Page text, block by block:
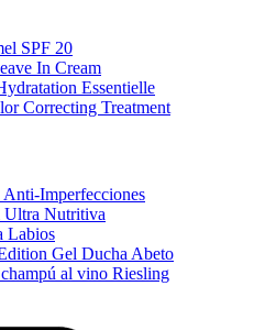
SPF 20
In Cream
Essentielle
Correcting Treatment
Imperfecciones
Ultra Nutritiva
Labios
Gel Ducha Abeto
al vino Riesling